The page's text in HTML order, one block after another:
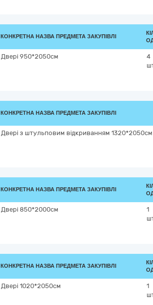
КОНКРЕТНА НАЗВА ПРЕДМЕТА ЗАКУПІВЛІ
Двері 950*2050см
4
КОНКРЕТНА НАЗВА ПРЕДМЕТА ЗАКУПІВЛІ
Двері з штульповим відкриванням 1320*2050см
КОНКРЕТНА НАЗВА ПРЕДМЕТА ЗАКУПІВЛІ
Двері 850*2000см
1
КОНКРЕТНА НАЗВА ПРЕДМЕТА ЗАКУПІВЛІ
Двері 1020*2050см
1